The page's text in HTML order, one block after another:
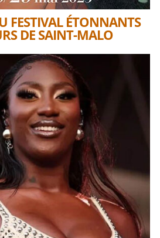
FESTIVAL ÉTONNANTS
DE SAINT-MALO